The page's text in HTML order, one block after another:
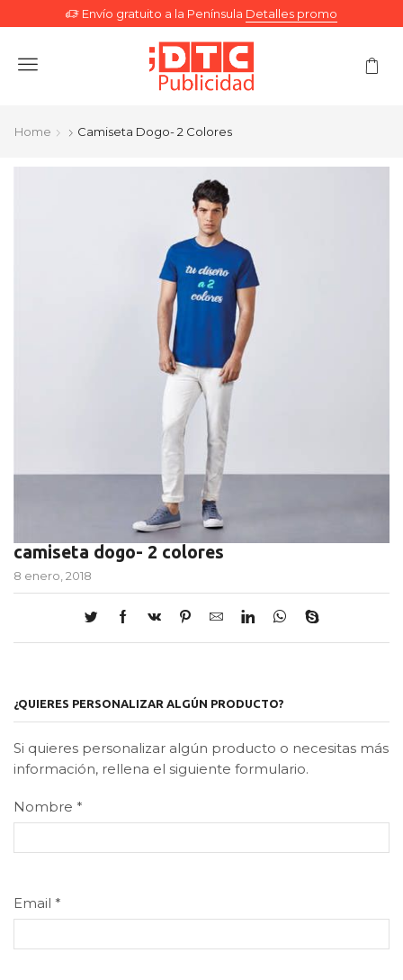
Envío gratuito a la Península Detalles promo
Menu
Home Camiseta Dogo- 2 Colores
camiseta dogo- 2 colores
8 enero, 2018
¿QUIERES PERSONALIZAR ALGÚN PRODUCTO?
Si quieres personalizar algún producto o necesitas más
información, rellena el siguiente formulario.
Nombre *
Email *